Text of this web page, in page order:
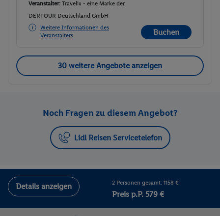
Veranstalter: Travelix - eine Marke der
DERTOUR Deutschland GmbH
Weitere Informationen des
Veranstalters
Buchen
30 weitere Angebote anzeigen
Noch Fragen zu diesem Angebot?
Lidl Reisen Servicetelefon
Details anzeigen 2 Personen gesamt: 1158 €
Preis p.P. 579 €